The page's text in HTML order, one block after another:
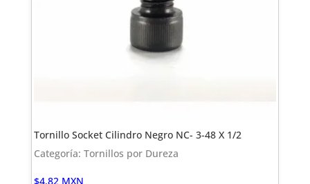
Tornillo Socket Cilindro Negro NC- 3-48 X 1/2
Categoría: Tornillos por Dureza
$4.82 MXN